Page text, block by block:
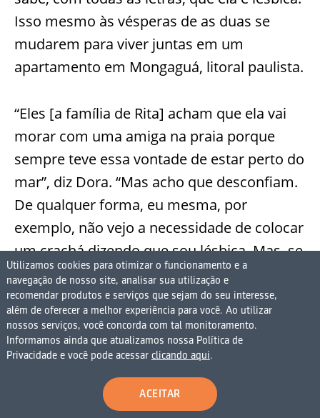
Isso mesmo às vésperas de as duas se
mudarem para viver juntas em um
apartamento em Mongaguá, litoral paulista.
“Eles [a família de Rita] acham que ela vai
morar com uma amiga na praia porque
sempre teve essa vontade de estar perto do
mar”, diz Dora. “Mas acho que desconfiam.
De qualquer forma, eu mesma, por
exemplo, não vejo a necessidade de colocar
um crachá dizendo que sou lésbica. Mas, se
me perguntarem, direi que sou.”
Sinal dos tempos. Que, embora ainda sejam
nebulosos para as mulheres e LGBTs que
buscam uma nova orientação sexual, já
permitem alguns bons momentos ao sol.
Como o que Dora e Rita vão aproveitar em
Utilizamos cookies para otimizar o funcionamento e a
navegação de nosso site, analisar sua utilização e
recomendar produtos e serviços que sejam do seu interesse,
além de oferecer a melhor experiência para você. Ao utilizar
nossos serviços, você concorda com tal monitoramento.
Informamos ainda que atualizamos nossa Política de
Privacidade e você pode acessar clicando aqui.
ACEITAR